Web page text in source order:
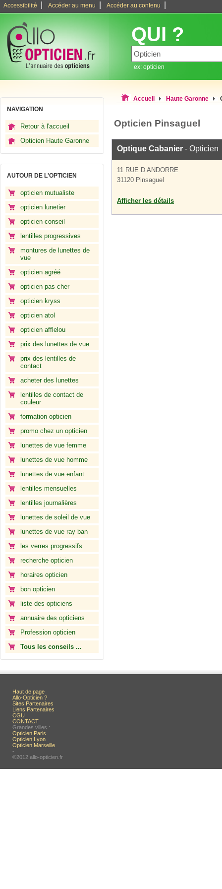
Accessibilité Accéder au menu Accéder au contenu
QUI ?
ex: opticien
NAVIGATION
Retour à l'accueil
Opticien Haute Garonne
AUTOUR DE L'OPTICIEN
opticien mutualiste
opticien lunetier
opticien conseil
lentilles progressives
montures de lunettes de
vue
opticien agréé
opticien pas cher
opticien kryss
opticien atol
opticien afflelou
prix des lunettes de vue
prix des lentilles de
contact
acheter des lunettes
lentilles de contact de
couleur
formation opticien
promo chez un opticien
lunettes de vue femme
lunettes de vue homme
lunettes de vue enfant
lentilles mensuelles
lentilles journalières
lunettes de soleil de vue
lunettes de vue ray ban
les verres progressifs
recherche opticien
horaires opticien
bon opticien
liste des opticiens
annuaire des opticiens
Profession opticien
Tous les conseils ...
Accueil Haute Garonne
Opticien Pinsaguel
Optique Cabanier - Opticien
11 RUE D ANDORRE
31120 Pinsaguel
Afficher les détails
Haut de page
Allo-Opticien ?
Sites Partenaires
Liens Partenaires
CGU
CONTACT
Grandes villes :
Opticien Paris
Opticien Lyon
Opticien Marseille
-
©2012 allo-opticien.fr